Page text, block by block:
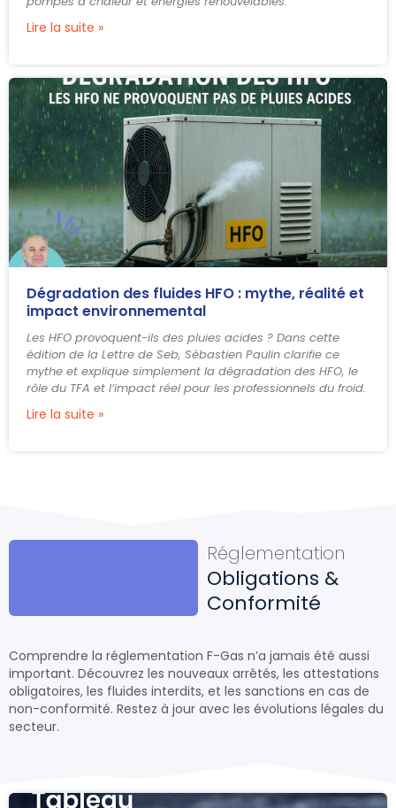
Lire la suite »
Dégradation des fluides HFO : mythe, réalité et
impact environnemental
Les HFO provoquent-ils des pluies acides ? Dans cette
édition de la Lettre de Seb, Sébastien Paulin clarifie ce
mythe et explique simplement la dégradation des HFO, le
rôle du TFA et l’impact réel pour les professionnels du froid.
Lire la suite »
Réglementation
Obligations &
Conformité
Comprendre la réglementation F-Gas n’a jamais été aussi
important. Découvrez les nouveaux arrêtés, les attestations
obligatoires, les fluides interdits, et les sanctions en cas de
non-conformité. Restez à jour avec les évolutions légales du
secteur.